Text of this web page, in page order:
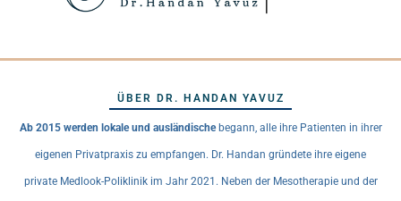
ÜBER DR. HANDAN YAVUZ
Ab 2015 werden lokale und ausländischebegann, alle ihre Patienten in ihrer
eigenen Privatpraxis zu empfangen. Dr. Handan gründete ihre eigene
private Medlook-Poliklinik im Jahr 2021. Neben der Mesotherapie und der